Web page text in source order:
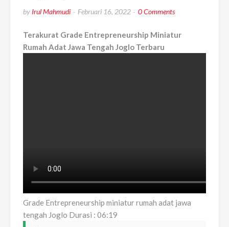
by Irul Mahmudi Februari 16, 2022 0 Comments
Terakurat Grade Entrepreneurship Miniatur
Rumah Adat Jawa Tengah Joglo Terbaru
Grade Entrepreneurship miniatur rumah adat jawa
tengah Joglo Durasi : 06:19